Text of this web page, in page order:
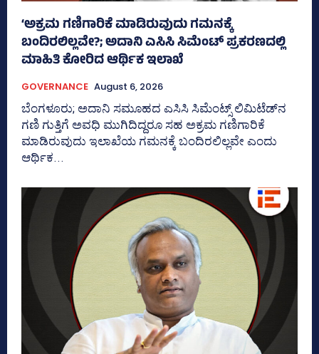
‘ಅಕ್ರಮ ಗಣಿಗಾರಿಕೆ ಮಾಡಿರುವುದು ಗಮನಕ್ಕೆ
ಬಂದಿರಲಿಲ್ಲವೇ?; ಅದಾನಿ ಎಸಿಸಿ ಸಿಮೆಂಟ್ ಪ್ರಕರಣದಲ್ಲಿ
ಮಾಹಿತಿ ಕೋರಿದ ಆರ್ಥಿಕ ಇಲಾಖೆ
GOVERNANCE August 6, 2026
ಬೆಂಗಳೂರು; ಅದಾನಿ ಸಮೂಹದ ಎಸಿಸಿ ಸಿಮೆಂಟ್ಸ್‌ ಲಿಮಿಟೆಡ್‌ನ
ಗಣಿ ಗುತ್ತಿಗೆ ಅವಧಿ ಮುಗಿದಿದ್ದರೂ ಸಹ ಅಕ್ರಮ ಗಣಿಗಾರಿಕೆ
ಮಾಡಿರುವುದು ಇಲಾಖೆಯ ಗಮನಕ್ಕೆ ಬಂದಿರಲಿಲ್ಲವೇ ಎಂದು
ಆರ್ಥಿಕ...